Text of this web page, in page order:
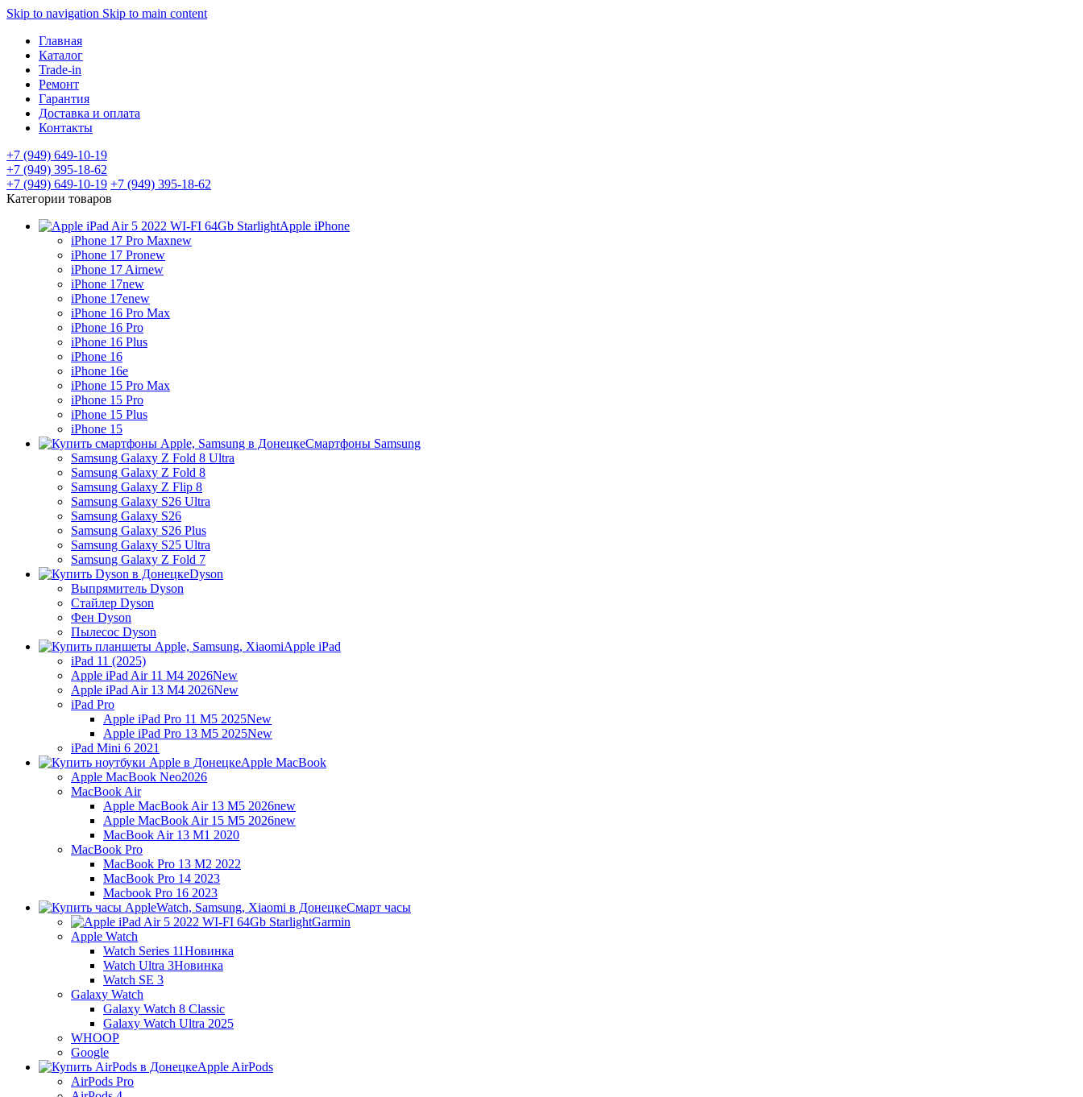
Skip to navigation Skip to main content
Главная
Каталог
Trade-in
Ремонт
Гарантия
Доставка и оплата
Контакты
+7 (949) 649-10-19
+7 (949) 395-18-62
+7 (949) 649-10-19 +7 (949) 395-18-62
Категории товаров
Apple iPhone
iPhone 17 Pro Maxnew
iPhone 17 Pronew
iPhone 17 Airnew
iPhone 17new
iPhone 17enew
iPhone 16 Pro Max
iPhone 16 Pro
iPhone 16 Plus
iPhone 16
iPhone 16e
iPhone 15 Pro Max
iPhone 15 Pro
iPhone 15 Plus
iPhone 15
Смартфоны Samsung
Samsung Galaxy Z Fold 8 Ultra
Samsung Galaxy Z Fold 8
Samsung Galaxy Z Flip 8
Samsung Galaxy S26 Ultra
Samsung Galaxy S26
Samsung Galaxy S26 Plus
Samsung Galaxy S25 Ultra
Samsung Galaxy Z Fold 7
Dyson
Выпрямитель Dyson
Стайлер Dyson
Фен Dyson
Пылесос Dyson
Apple iPad
iPad 11 (2025)
Apple iPad Air 11 M4 2026New
Apple iPad Air 13 M4 2026New
iPad Pro
Apple iPad Pro 11 M5 2025New
Apple iPad Pro 13 M5 2025New
iPad Mini 6 2021
Apple MacBook
Apple MacBook Neo2026
MacBook Air
Apple MacBook Air 13 M5 2026new
Apple MacBook Air 15 M5 2026new
MacBook Air 13 M1 2020
MacBook Pro
MacBook Pro 13 M2 2022
MacBook Pro 14 2023
Macbook Pro 16 2023
Смарт часы
Garmin
Apple Watch
Watch Series 11Новинка
Watch Ultra 3Новинка
Watch SE 3
Galaxy Watch
Galaxy Watch 8 Classic
Galaxy Watch Ultra 2025
WHOOP
Google
Apple AirPods
AirPods Pro